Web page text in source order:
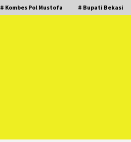
# Kombes Pol Mustofa # Bupati Bekasi